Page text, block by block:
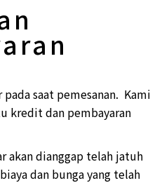
saat pemesanan. Kami
kredit dan pembayaran
akan dianggap telah jatuh
dan bunga yang telah